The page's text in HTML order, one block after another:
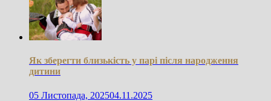
Як зберегти близькість у парі після народження
дитини
05 Листопада, 202504.11.2025